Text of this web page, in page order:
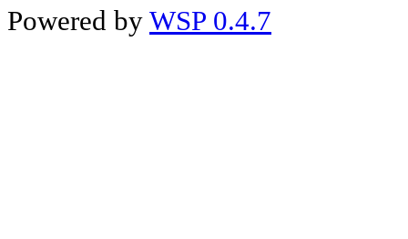
Powered by WSP 0.4.7